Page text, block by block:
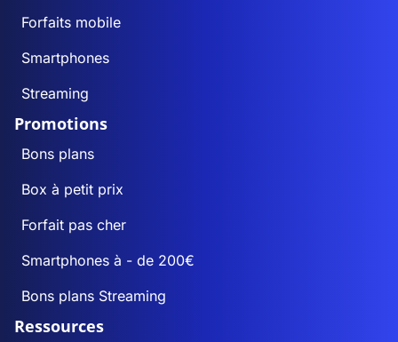
Forfaits mobile
Smartphones
Streaming
Promotions
Bons plans
Box à petit prix
Forfait pas cher
Smartphones à - de 200€
Bons plans Streaming
Ressources